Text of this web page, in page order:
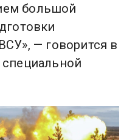
большой
— говорится в